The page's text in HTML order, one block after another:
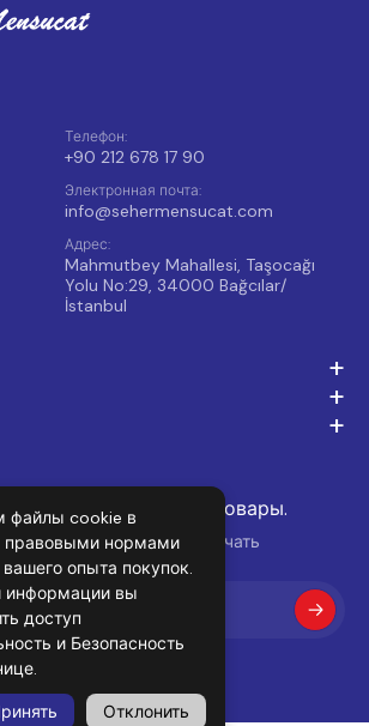
Телефон:
+90 212 678 17 90
Электронная почта:
info@sehermensucat.com
Адрес:
Mahmutbey Mahallesi, Taşocağı
Yolu No:29, 34000 Bağcılar/
İstanbul
+
+
+
не пропустите новые товары.
рассылку, чтобы получать
и предложения.
файлы cookie в
правовыми нормами
опыта покупок.
информации вы
доступ
и Безопасность
Отклонить